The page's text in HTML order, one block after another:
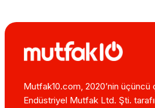
Mutfak10.com, 2020’nin
Endüstriyel Mutfak Ltd. Şti.